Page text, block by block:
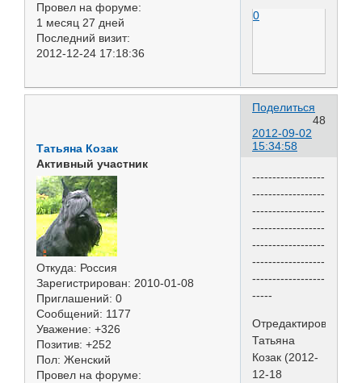
Провел на форуме:
1 месяц 27 дней
Последний визит:
2012-12-24 17:18:36
0
Поделиться
48
2012-09-02
15:34:58
Татьяна Козак
Активный участник
Откуда: Россия
Зарегистрирован: 2010-01-08
Приглашений: 0
Сообщений: 1177
Уважение: +326
Позитив: +252
Пол: Женский
Провел на форуме:
------------------
------------------
------------------
------------------
------------------
------------------
------------------
-----
Отредактировано
Татьяна
Козак (2012-
12-18